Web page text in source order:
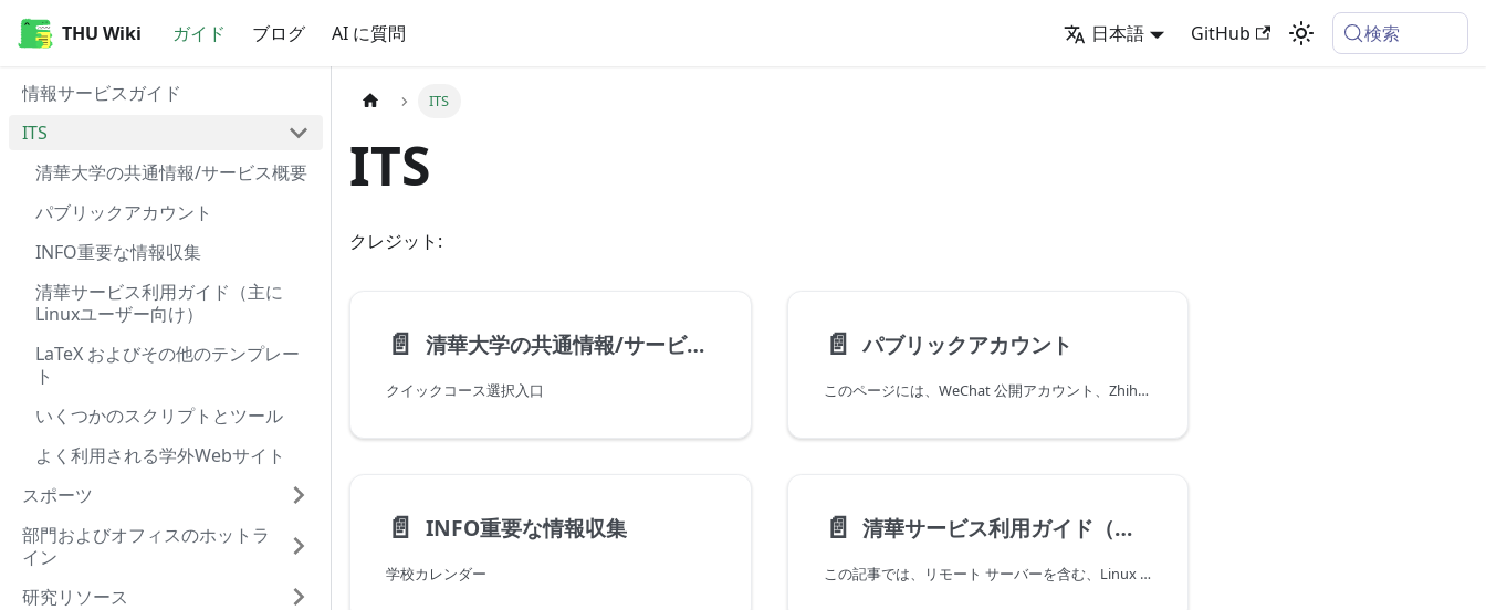
THU Wiki ガイド ブログ AI に質問 日本語 GitHub 検索
THU Wiki
情報サービスガイド
ITS
清華大学の共通情報/サービス概要
パブリックアカウント
INFO重要な情報収集
清華サービス利用ガイド（主に
Linuxユーザー向け）
LaTeX およびその他のテンプレー
ト
いくつかのスクリプトとツール
よく利用される学外Webサイト
スポーツ
部門およびオフィスのホットラ
イン
研究リソース
ITS
ITS
クレジット:
📄️ 清華大学の共通情報/サービス概要
クイックコース選択入口
📄️ パブリックアカウント
このページには、WeChat 公開アカウント、Zhihu、およびさまざまなプラットフォーム上の公開 [編集済み] が含まれています
📄️ INFO重要な情報収集
学校カレンダー
📄️ 清華サービス利用ガイド（主にLinuxユーザー向け）
この記事では、リモート サーバーを含む、Linux マシン上の一部の清華サービスの使用手順に焦点を当てます。